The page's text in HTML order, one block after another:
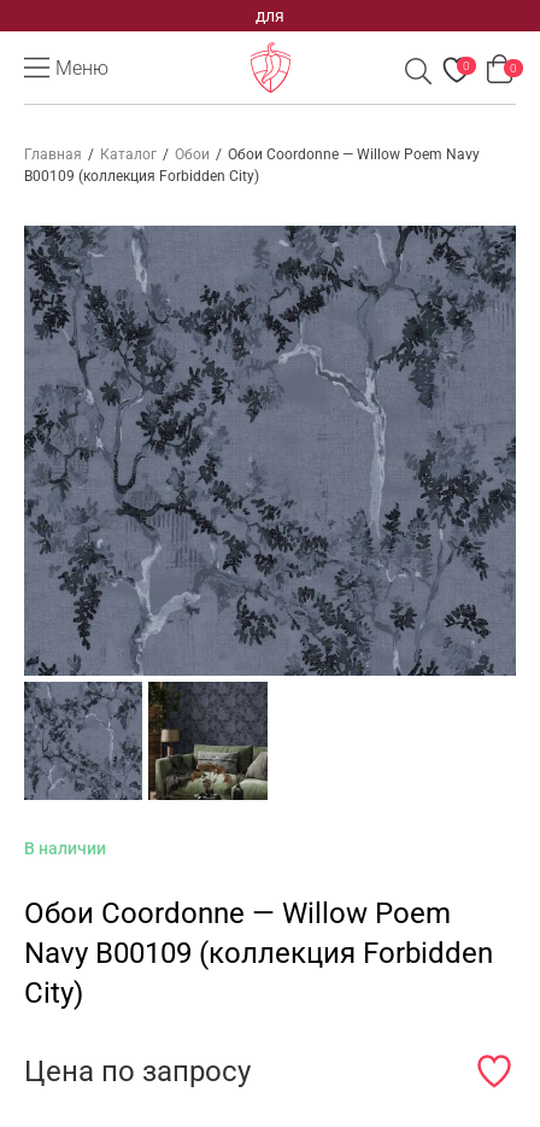
для
Меню 0 0
Главная / Каталог / Обои / Обои Coordonne — Willow Poem Navy
B00109 (коллекция Forbidden City)
В наличии
Обои Coordonne — Willow Poem
Navy B00109 (коллекция Forbidden
City)
Цена по запросу